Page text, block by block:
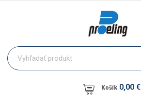
Košík 0,00 €